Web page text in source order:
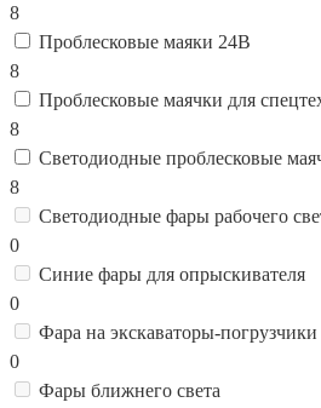
8
Проблесковые маяки 24В
8
Проблесковые маячки для
8
Светодиодные проблесковые
8
Светодиодные фары рабочего
0
Синие фары для опрыскивателя
0
Фара на экскаваторы-погрузчики
0
Фары ближнего света